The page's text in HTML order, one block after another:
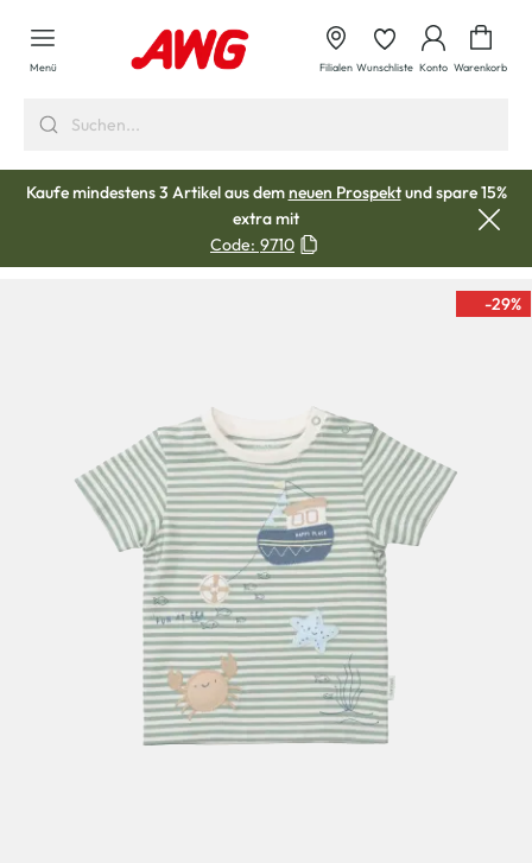
springen
Menü Filialen Wunschliste Konto Warenkorb
Kaufe mindestens 3 Artikel aus demneuen Prospektund spare 15%
extra mit
Code: 9710
-29%